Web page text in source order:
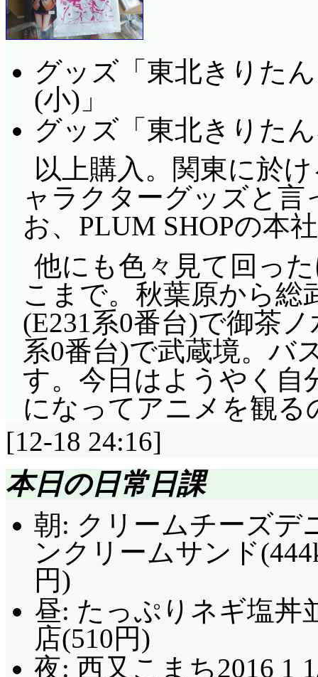
グッズ「東北きりた
(小)」
グッズ「東北きりた
以上購入。関東に於
ャラクターグッズと
お、PLUM SHOPの本
他にも色々見て回っ
こまで。秋葉原から総
(E231系0番台)で御茶
系0番台)で武蔵境。バ
す。今日はようやく
になってアニメを観る
[12-18 24:16]
本日の日常日課
朝: クリームチーズデ
ンクリームサンド
円)
昼: たっぷりネギ塩丼
店(510円)
夜: 西又こまち2016 1